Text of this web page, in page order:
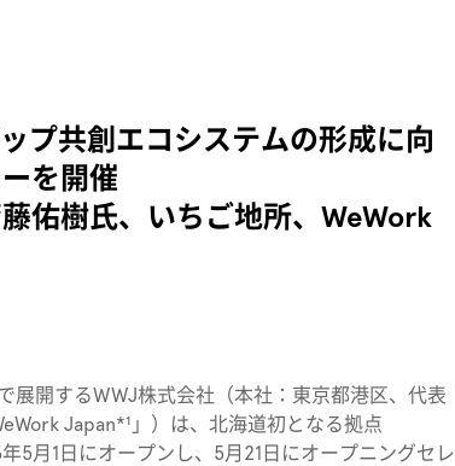
プ共創エコシステムの形成に向
を開催
佑樹氏、いちご地所、WeWork
展開するWWJ株式会社（本社：東京都港区、代表
Japan*¹」）は、北海道初となる拠点
年5月1日にオープンし、5月21日にオープニングセレ